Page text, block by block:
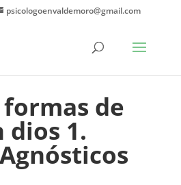
psicologoenvaldemoro@gmail.com
de
dios 1.